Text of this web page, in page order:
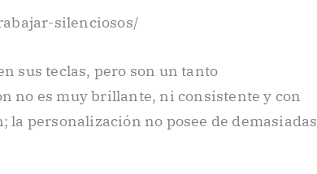
silenciosos/
sus teclas, pero son un tanto
no es muy brillante, ni consistente y con
personalización no posee de demasiadas